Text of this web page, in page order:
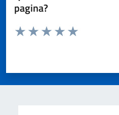
pagina?
Valuta da 1 a 5 stelle la pagina